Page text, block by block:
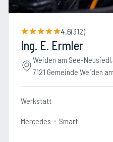
4.6(312)
Ing. E. Ermler
Weiden am See-
7121 Gemeinde Weiden
Werkstatt
Mercedes Smart